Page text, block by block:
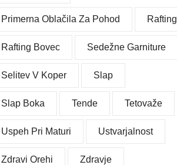
Primerna Oblačila Za Pohod Rafting
Rafting Bovec Sedežne Garniture
Selitev V Koper Slap
Slap Boka Tende Tetovaže
Uspeh Pri Maturi Ustvarjalnost
Zdravi Orehi Zdravje